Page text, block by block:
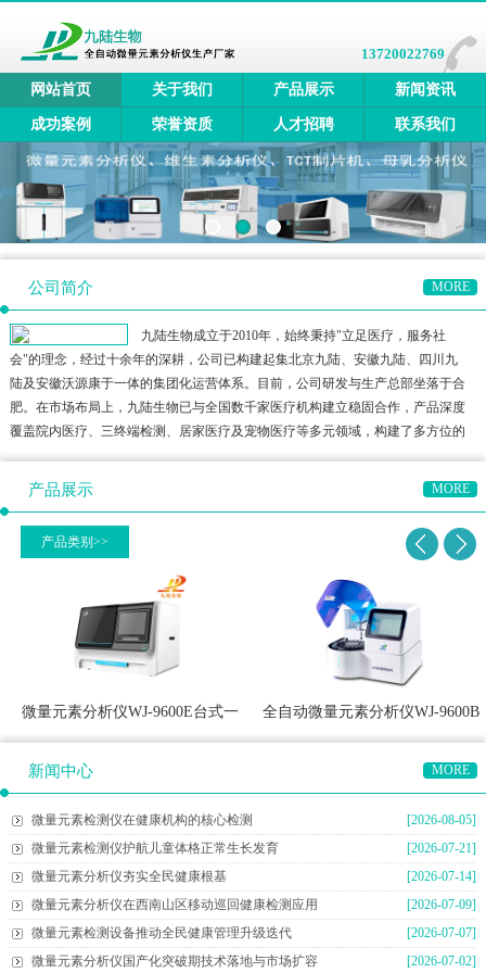
13720022769
网站首页 关于我们 产品展示 新闻资讯
成功案例 荣誉资质 人才招聘 联系我们
公司简介 MORE
九陆生物成立于2010年，始终秉持"立足医疗，服务社
会"的理念，经过十余年的深耕，公司已构建起集北京九陆、安徽九陆、四川九
陆及安徽沃源康于一体的集团化运营体系。目前，公司研发与生产总部坐落于合
肥。在市场布局上，九陆生物已与全国数千家医疗机构建立稳固合作，产品深度
覆盖院内医疗、三终端检测、居家医疗及宠物医疗等多元领域，构建了多方位的
产品展示 MORE
产品类别>>
微量元素分析仪WJ-9600E台式一
全自动微量元素分析仪WJ-9600B
新闻中心 MORE
[2026-08-05]
微量元素检测仪在健康机构的核心检测
[2026-07-21]
微量元素检测仪护航儿童体格正常生长发育
[2026-07-14]
微量元素分析仪夯实全民健康根基
[2026-07-09]
微量元素分析仪在西南山区移动巡回健康检测应用
[2026-07-07]
微量元素检测设备推动全民健康管理升级迭代
[2026-07-02]
微量元素分析仪国产化突破期技术落地与市场扩容